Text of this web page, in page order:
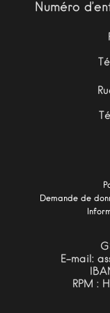
Numéro
Demande de
E-mail:
RPM :